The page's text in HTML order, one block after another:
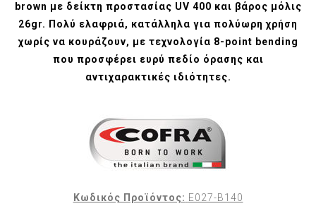
brown με δείκτη προστασίας UV 400 και βάρος μόλις
26gr. Πολύ ελαφριά, κατάλληλα για πολύωρη χρήση
χωρίς να κουράζουν, με τεχνολογία 8-point bending
που προσφέρει ευρύ πεδίο όρασης και
αντιχαρακτικές ιδιότητες.
Κωδικός Προϊόντος: E027-B140